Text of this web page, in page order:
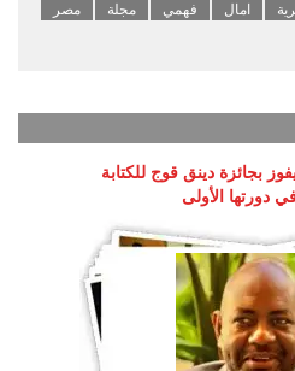
امال فهمي مجلة مصر
بجائزة دينق قوج للكتابة
في دورتها الأولى